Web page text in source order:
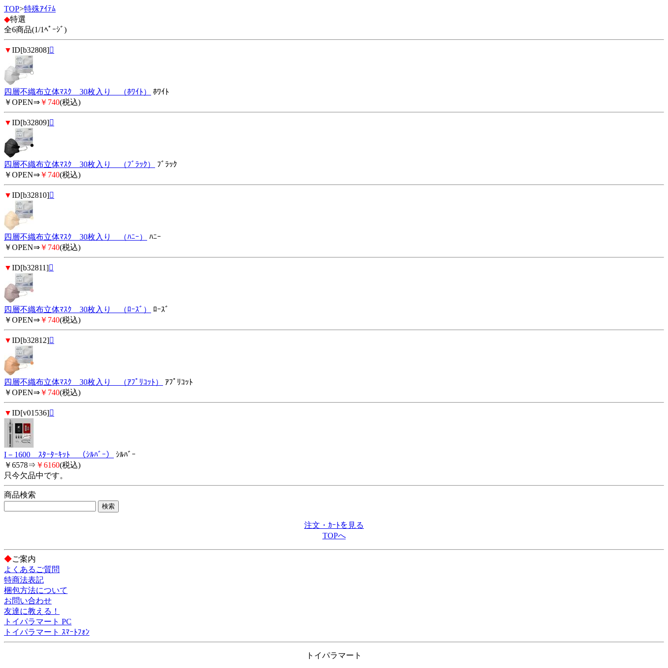
TOP>特殊ｱｲﾃﾑ
◆特選
全6商品(1/1ﾍﾟｰｼﾞ)
▼ID[b32808]
四層不織布立体ﾏｽｸ 30枚入り （ﾎﾜｲﾄ）
ﾎﾜｲﾄ
￥OPEN⇒ ￥740(税込)
▼ID[b32809]
四層不織布立体ﾏｽｸ 30枚入り （ﾌﾞﾗｯｸ）
ﾌﾞﾗｯｸ
￥OPEN⇒ ￥740(税込)
▼ID[b32810]
四層不織布立体ﾏｽｸ 30枚入り （ﾊﾆｰ）
ﾊﾆｰ
￥OPEN⇒ ￥740(税込)
▼ID[b32811]
四層不織布立体ﾏｽｸ 30枚入り （ﾛｰｽﾞ）
ﾛｰｽﾞ
￥OPEN⇒ ￥740(税込)
▼ID[b32812]
四層不織布立体ﾏｽｸ 30枚入り （ｱﾌﾟﾘｺｯﾄ）
ｱﾌﾟﾘｺｯﾄ
￥OPEN⇒ ￥740(税込)
▼ID[v01536]
I－1600 ｽﾀｰﾀｰｷｯﾄ （ｼﾙﾊﾞｰ）
ｼﾙﾊﾞｰ
￥6578⇒ ￥6160(税込)
只今欠品中です。
商品検索
注文・ｶｰﾄを見る
TOPへ
◆ご案内
よくあるご質問
特商法表記
梱包方法について
お問い合わせ
友達に教える！
トイパラマート PC
トイパラマート ｽﾏｰﾄﾌｫﾝ
トイパラマート